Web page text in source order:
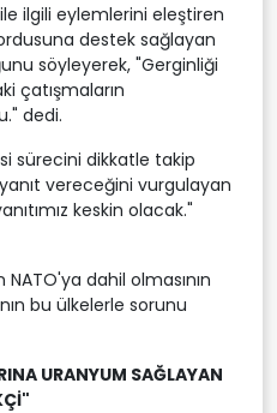
ilgili eylemlerini eleştiren
destek sağlayan
söyleyerek, "Gerginliği
çatışmaların
dedi.
sürecini dikkatle takip
vereceğini vurgulayan
keskin olacak."
dahil olmasının
bu ülkelerle sorunu
URANYUM SAĞLAYAN